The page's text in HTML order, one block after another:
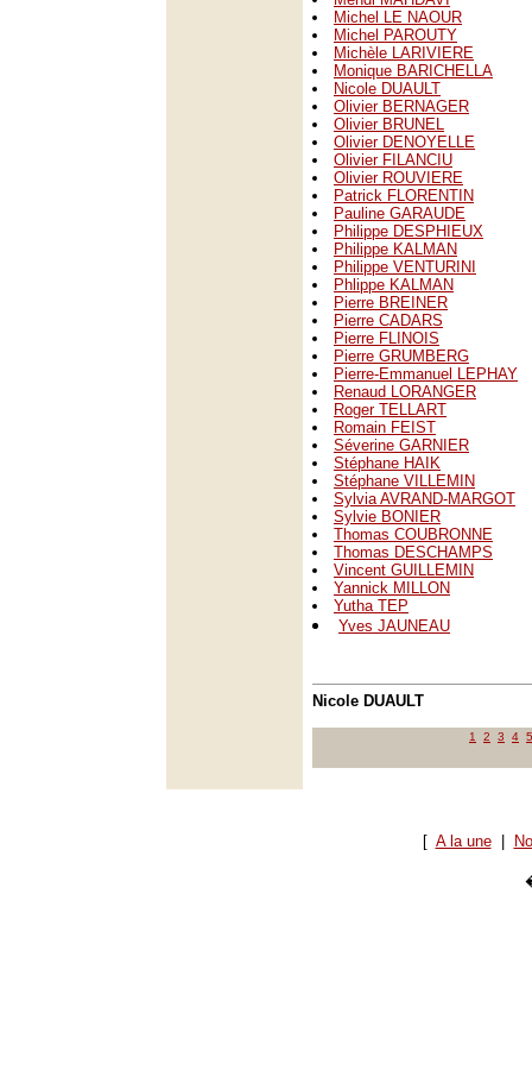
Michel LE NAOUR
Michel PAROUTY
Michèle LARIVIERE
Monique BARICHELLA
Nicole DUAULT
Olivier BERNAGER
Olivier BRUNEL
Olivier DENOYELLE
Olivier FILANCIU
Olivier ROUVIERE
Patrick FLORENTIN
Pauline GARAUDE
Philippe DESPHIEUX
Philippe KALMAN
Philippe VENTURINI
Phlippe KALMAN
Pierre BREINER
Pierre CADARS
Pierre FLINOIS
Pierre GRUMBERG
Pierre-Emmanuel LEPHAY
Renaud LORANGER
Roger TELLART
Romain FEIST
Séverine GARNIER
Stéphane HAIK
Stéphane VILLEMIN
Sylvia AVRAND-MARGOT
Sylvie BONIER
Thomas COUBRONNE
Thomas DESCHAMPS
Vincent GUILLEMIN
Yannick MILLON
Yutha TEP
Yves JAUNEAU
Nicole DUAULT
1 2 3 4 5
[ A la une|